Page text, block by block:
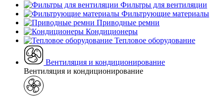
Фильтры для вентиляции
Фильтрующие материалы
Приводные ремни
Кондиционеры
Тепловое оборудование
Вентиляция и кондиционирование
Вентиляция и кондиционирование